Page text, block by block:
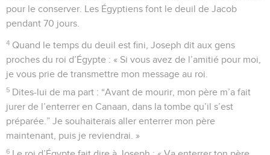
pour le conserver. Les Égyptiens font le deuil de Jacob
pendant 70 jours.
4 Quand le temps du deuil est fini, Joseph dit aux gens
proches du roi d’Égypte : « Si vous avez de l’amitié pour moi,
je vous prie de transmettre mon message au roi.
5 Dites-lui de ma part : “Avant de mourir, mon père m’a fait
jurer de l’enterrer en Canaan, dans la tombe qu’il s’est
préparée.” Je souhaiterais aller enterrer mon père
maintenant, puis je reviendrai. »
6